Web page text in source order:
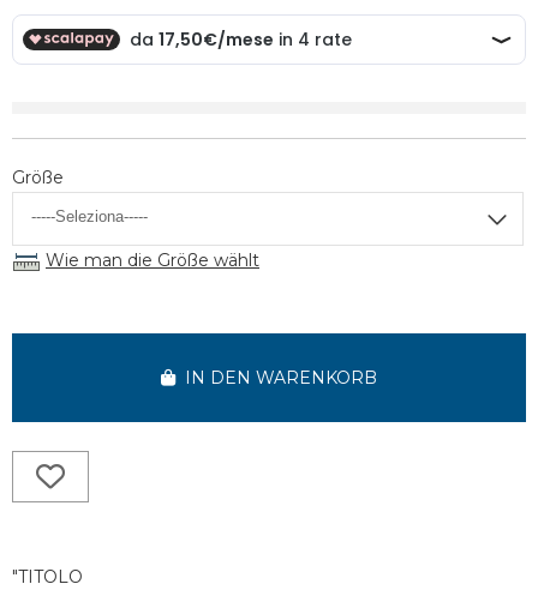
Größe
Wie man die Größe wählt
IN DEN WARENKORB
"TITOLO